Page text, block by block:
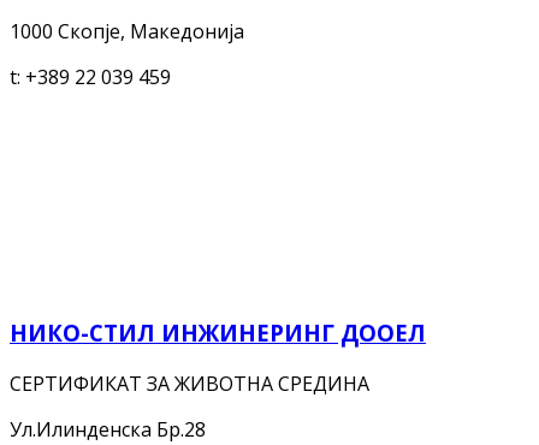
1000 Скопје, Македонија
t: +389 22 039 459
НИКО-СТИЛ ИНЖИНЕРИНГ ДООЕЛ
СЕРТИФИКАТ ЗА ЖИВОТНА СРЕДИНА
Ул.Илинденска Бр.28